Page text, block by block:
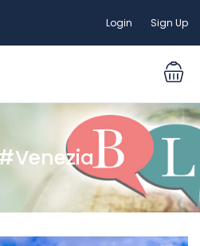
Login Sign Up